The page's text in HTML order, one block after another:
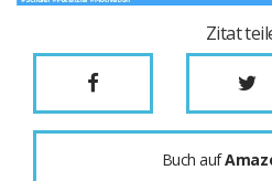
Zitat
Buch auf